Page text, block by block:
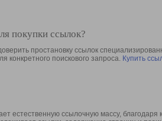
покупки ссылок?
простановку ссылок
конкретного поискового запроса. Купить
естественную ссылочную массу,